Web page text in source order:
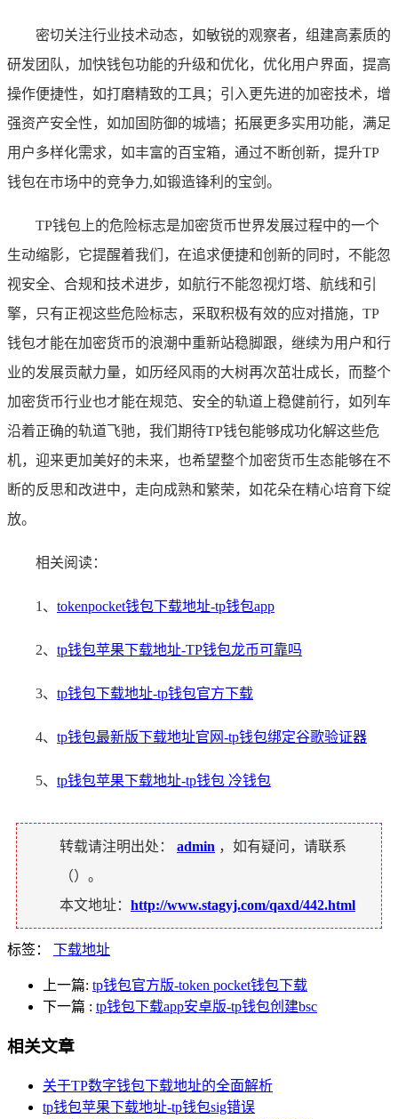
密切关注行业技术动态，如敏锐的观察者，组建高素质的
研发团队，加快钱包功能的升级和优化，优化用户界面，提高
操作便捷性，如打磨精致的工具；引入更先进的加密技术，增
强资产安全性，如加固防御的城墙；拓展更多实用功能，满足
用户多样化需求，如丰富的百宝箱，通过不断创新，提升TP
钱包在市场中的竞争力,如锻造锋利的宝剑。
TP钱包上的危险标志是加密货币世界发展过程中的一个
生动缩影，它提醒着我们，在追求便捷和创新的同时，不能忽
视安全、合规和技术进步，如航行不能忽视灯塔、航线和引
擎，只有正视这些危险标志，采取积极有效的应对措施，TP
钱包才能在加密货币的浪潮中重新站稳脚跟，继续为用户和行
业的发展贡献力量，如历经风雨的大树再次茁壮成长，而整个
加密货币行业也才能在规范、安全的轨道上稳健前行，如列车
沿着正确的轨道飞驰，我们期待TP钱包能够成功化解这些危
机，迎来更加美好的未来，也希望整个加密货币生态能够在不
断的反思和改进中，走向成熟和繁荣，如花朵在精心培育下绽
放。
相关阅读：
1、 tokenpocket钱包下载地址-tp钱包app
2、 tp钱包苹果下载地址-TP钱包龙币可靠吗
3、 tp钱包下载地址-tp钱包官方下载
4、 tp钱包最新版下载地址官网-tp钱包绑定谷歌验证器
5、 tp钱包苹果下载地址-tp钱包 冷钱包
转载请注明出处： admin ，如有疑问，请联系
（）。
本文地址： http://www.stagyj.com/qaxd/442.html
标签： 下载地址
上一篇: tp钱包官方版-token pocket钱包下载
下一篇 : tp钱包下载app安卓版-tp钱包创建bsc
相关文章
关于TP数字钱包下载地址的全面解析
tp钱包苹果下载地址-tp钱包sig错误